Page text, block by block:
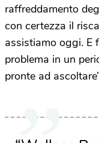
raffreddamento
con certezza il
assistiamo oggi. E
problema in un
pronte ad